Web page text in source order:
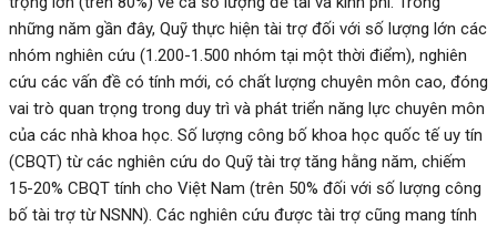
những năm gần đây, Quỹ thực hiện tài trợ đối với số lượng lớn các
nhóm nghiên cứu (1.200-1.500 nhóm tại một thời điểm), nghiên
cứu các vấn đề có tính mới, có chất lượng chuyên môn cao, đóng
vai trò quan trọng trong duy trì và phát triển năng lực chuyên môn
của các nhà khoa học. Số lượng công bố khoa học quốc tế uy tín
(CBQT) từ các nghiên cứu do Quỹ tài trợ tăng hằng năm, chiếm
15-20% CBQT tính cho Việt Nam (trên 50% đối với số lượng công
bố tài trợ từ NSNN). Các nghiên cứu được tài trợ cũng mang tính